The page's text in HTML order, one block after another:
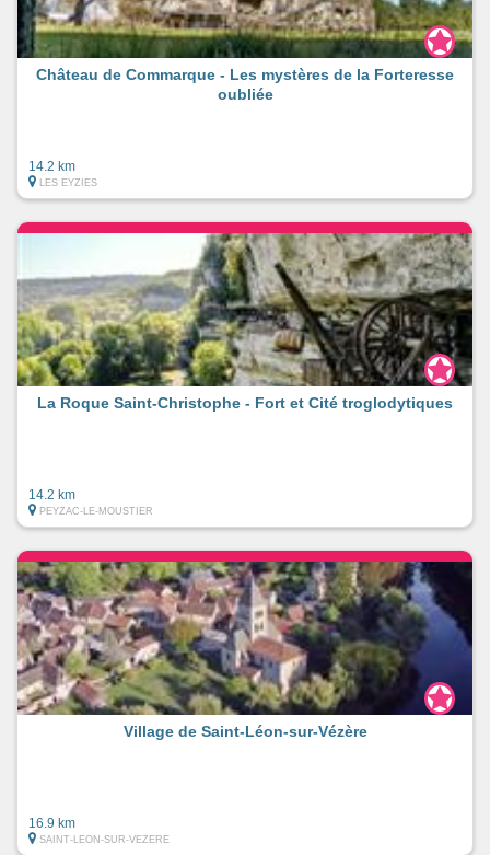
Château de Commarque - Les mystères de la Forteresse
oubliée
14.2 km
LES EYZIES
La Roque Saint-Christophe - Fort et Cité troglodytiques
14.2 km
PEYZAC-LE-MOUSTIER
Village de Saint-Léon-sur-Vézère
16.9 km
SAINT-LEON-SUR-VEZERE